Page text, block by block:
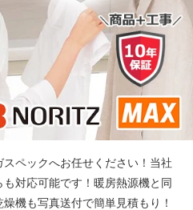
ペックへお任せください！当社
対応可能です！暖房熱源機と同
機も写真送付で簡単見積もり！